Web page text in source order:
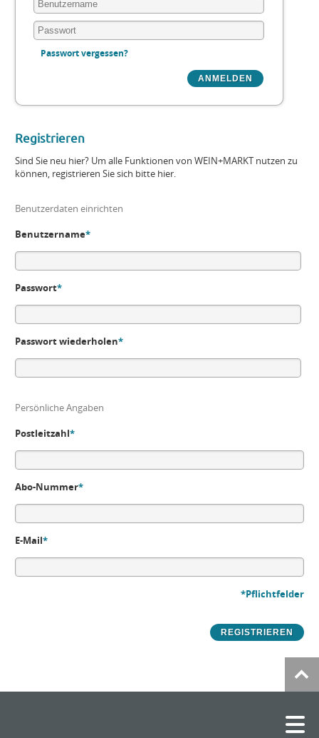
Passwort vergessen?
Registrieren
Sind Sie neu hier? Um alle Funktionen von WEIN+MARKT nutzen zu
können, registrieren Sie sich bitte hier.
Benutzerdaten einrichten
Benutzername*
Passwort*
Passwort wiederholen*
Persönliche Angaben
Postleitzahl*
Abo-Nummer*
E-Mail*
*Pflichtfelder